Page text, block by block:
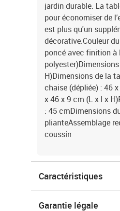
jardin durable. La
pour économiser de
est plus qu'un
décorative.Couleur
poncé avec finition à
H)Dimensions de la
chaise (dépliée) : 46
x 46 x 9 cm (L x l x
: 45 cmDimensions
plianteAssemblage
coussin
Caractéristiques
Garantie légale